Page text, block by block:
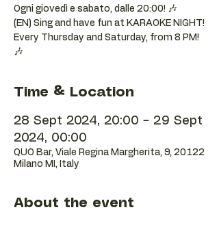
Ogni giovedì e sabato, dalle 20:00! 🎶
(EN) Sing and have fun at KARAOKE NIGHT!
Every Thursday and Saturday, from 8 PM!
🎶
Time & Location
28 Sept 2024, 20:00 – 29 Sept
2024, 00:00
QUO Bar, Viale Regina Margherita, 9, 20122
Milano MI, Italy
About the event